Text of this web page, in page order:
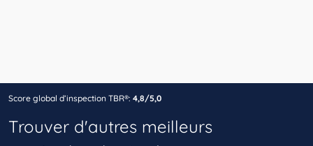
Score global d’inspection TBR®: 4,8/5,0
Trouver d'autres meilleurs